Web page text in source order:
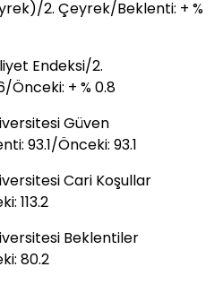
2. Çeyrek/Beklenti: + %
Endeksi/2.
Önceki: + % 0.8
Güven
93.1/Önceki: 93.1
Cari Koşullar
113.2
Beklentiler
80.2